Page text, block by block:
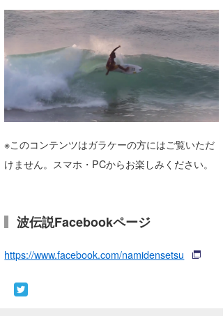
ニュース
サーフィンエリアガイド
会員メニュー
今月のプレゼント
※このコンテンツはガラケーの方にはご覧いただ
けません。スマホ・PCからお楽しみください。
波伝説Facebookページ
https://www.facebook.com/namidensetsu
トラベル
ショップ情報
ショップ情報
湘南
千葉北
伊豆
沖縄
お知らせ
その他
ルール＆How to
サーファーズ